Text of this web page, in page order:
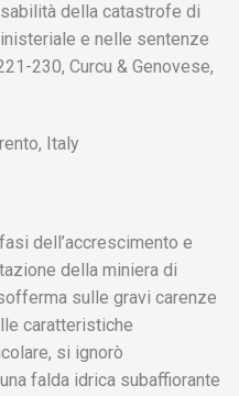
della catastrofe di
e nelle sentenze
230, Curcu & Genovese,
Italy
dell’accrescimento e
della miniera di
sulle gravi carenze
caratteristiche
si ignorò
falda idrica subaffiorante